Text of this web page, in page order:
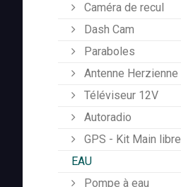
Caméra de recul
Dash Cam
Paraboles
Antenne Herzienne
Téléviseur 12V
Autoradio
GPS - Kit Main libre
EAU
Pompe à eau